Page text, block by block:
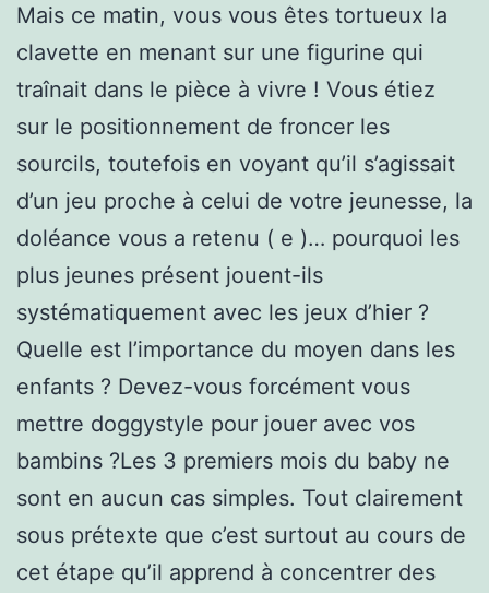
Mais ce matin, vous vous êtes tortueux la
clavette en menant sur une figurine qui
traînait dans le pièce à vivre ! Vous étiez
sur le positionnement de froncer les
sourcils, toutefois en voyant qu’il s’agissait
d’un jeu proche à celui de votre jeunesse, la
doléance vous a retenu ( e )… pourquoi les
plus jeunes présent jouent-ils
systématiquement avec les jeux d’hier ?
Quelle est l’importance du moyen dans les
enfants ? Devez-vous forcément vous
mettre doggystyle pour jouer avec vos
bambins ?Les 3 premiers mois du baby ne
sont en aucun cas simples. Tout clairement
sous prétexte que c’est surtout au cours de
cet étape qu’il apprend à concentrer des